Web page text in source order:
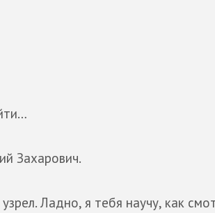
Захарович.
Ладно, я тебя научу, как